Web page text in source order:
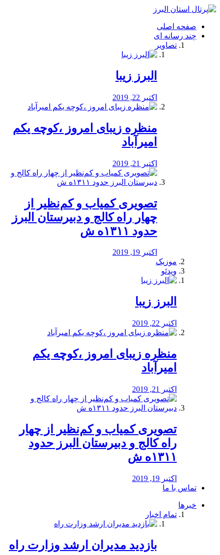
فصد
شرق
تهران
خشکشویی
صفحه اصلی
چند رسانه ای
تصاویر
البرز زیبا
اکتبر 22, 2019
منظره‌‌ زیبای امروز ،کوچه یکم
امیرآباد
اکتبر 21, 2019
️تصویری کمیاب و کم‌نظیر از
چهار راه كالج و دبيرستان البرز
حدود ۱۳۱۱ه ش
اکتبر 19, 2019
موزیک
ویدئو
البرز زیبا
اکتبر 22, 2019
منظره‌‌ زیبای امروز ،کوچه یکم
امیرآباد
اکتبر 21, 2019
️تصویری کمیاب و کم‌نظیر از چهار
راه كالج و دبيرستان البرز حدود
۱۳۱۱ه ش
اکتبر 19, 2019
تماس با ما
خبرها
تمام اخبار
بازدید مدیران ارشد وزارت راه